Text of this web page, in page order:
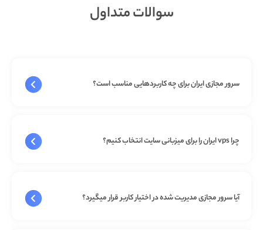
سوالات متداول
سرور مجازی ایران برای چه کاربردهایی مناسب است؟
چرا vps ایران را برای میزبانی سایت انتخاب کنیم؟
آیا سرور مجازی مدیریت شده در اختیار کاربر قرار میگیرد؟